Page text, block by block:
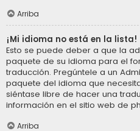
Arriba
¡Mi idioma no está en la lista!
Esto se puede deber a que la
paquete de su idioma para el
traducción. Pregúntele a un
paquete del idioma que
siéntase libre de hacer una
información en el sitio web de
Arriba